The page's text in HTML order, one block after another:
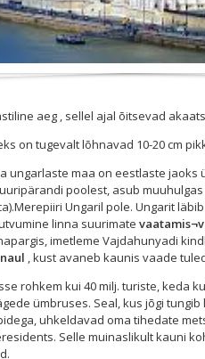
aeg , sellel ajal õitsevad
on tugevalt lõhnavad 10-20 cm
ungarlaste maa on eestlaste
poolest, asub
Ungaril pole. Ungarit
linna suurimate
imetleme Vajdahunyadi
, kust avaneb kaunis vaade
rohkem kui 40 milj. turiste, keda
ümbruses. Seal, kus jõgi
uhkeldavad oma tihedate
Selle muinaslikult kauni